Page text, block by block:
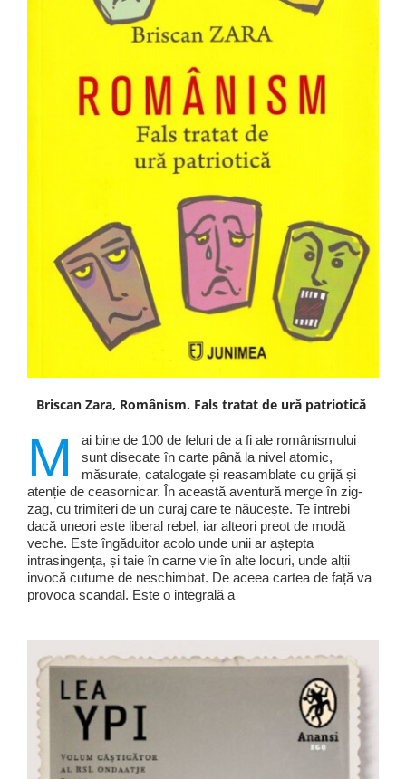
Briscan Zara, Românism. Fals tratat de ură patriotică
M
ai bine de 100 de feluri de a fi ale românismului
sunt disecate în carte până la nivel atomic,
măsurate, catalogate și reasamblate cu grijă și
atenție de ceasornicar. În această aventură merge în zig-
zag, cu trimiteri de un curaj care te năucește. Te întrebi
dacă uneori este liberal rebel, iar alteori preot de modă
veche. Este îngăduitor acolo unde unii ar aștepta
intrasingența, și taie în carne vie în alte locuri, unde alții
invocă cutume de neschimbat. De aceea cartea de față va
provoca scandal. Este o integrală a